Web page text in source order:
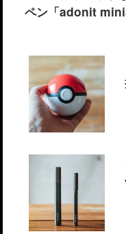
ペン「adonit